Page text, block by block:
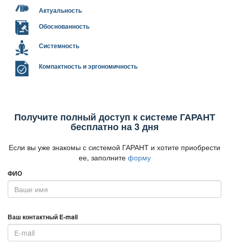
Актуальность
Обоснованность
Системность
Компактность и эргономичность
Получите полный доступ к системе ГАРАНТ
есплатно на 3 дня
Если вы уже знакомы с системой ГАРАНТ и хотите приобрести
ее, заполните форму
ФИО
аш контактный E-mail